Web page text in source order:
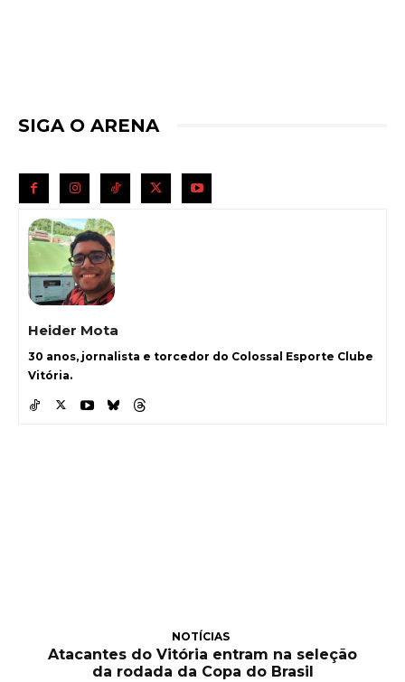
SIGA O ARENA
Heider Mota
30 anos, jornalista e torcedor do Colossal Esporte Clube
Vitória.
NOTÍCIAS
Atacantes do Vitória entram na seleção
da rodada da Copa do Brasil